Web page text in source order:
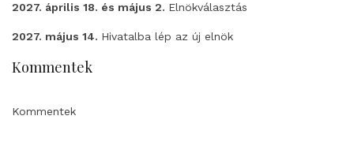
2027. április 18. és május 2. Elnökválasztás
2027. május 14. Hivatalba lép az új elnök
Kommentek
Kommentek